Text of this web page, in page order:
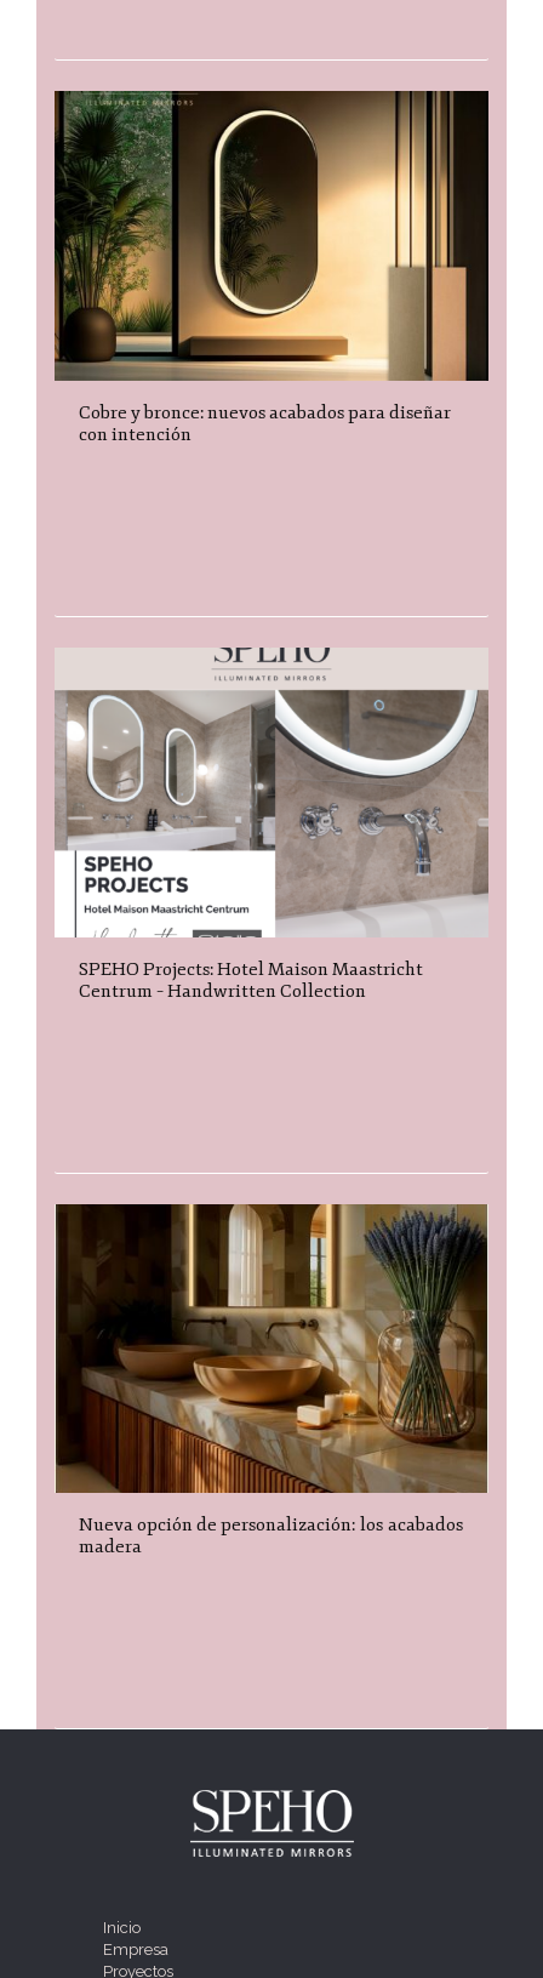
Cobre y bronce: nuevos acabados para diseñar
con intención
SPEHO Projects: Hotel Maison Maastricht
Centrum – Handwritten Collection
Nueva opción de personalización: los acabados
madera
Inicio
Empresa
Proyectos